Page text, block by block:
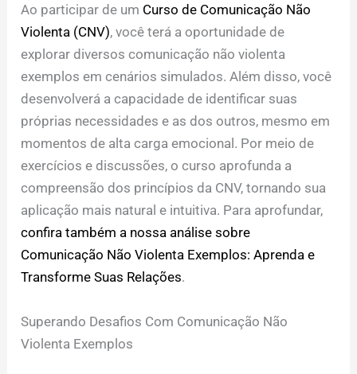
Ao participar de um Curso de Comunicação Não
Violenta (CNV), você terá a oportunidade de
explorar diversos comunicação não violenta
exemplos em cenários simulados. Além disso, você
desenvolverá a capacidade de identificar suas
próprias necessidades e as dos outros, mesmo em
momentos de alta carga emocional. Por meio de
exercícios e discussões, o curso aprofunda a
compreensão dos princípios da CNV, tornando sua
aplicação mais natural e intuitiva. Para aprofundar,
confira também a nossa análise sobre
Comunicação Não Violenta Exemplos: Aprenda e
Transforme Suas Relações.
Superando Desafios Com Comunicação Não
Violenta Exemplos